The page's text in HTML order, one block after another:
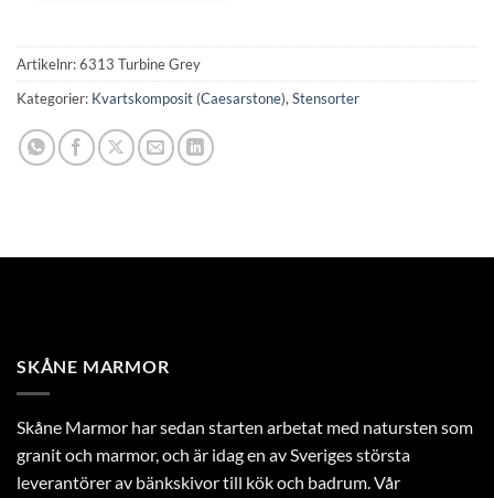
Artikelnr:6313 Turbine Grey
Kategorier: Kvartskomposit (Caesarstone),Stensorter
SKÅNE MARMOR
Skåne Marmor har sedan starten arbetat med natursten som
granit och marmor, och är idag en av Sveriges största
leverantörer av bänkskivor till kök och badrum. Vår